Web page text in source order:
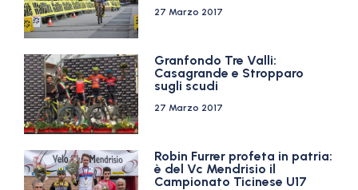
27 Marzo 2017
Granfondo Tre Valli:
Casagrande e Stropparo
sugli scudi
27 Marzo 2017
Robin Furrer profeta in patria:
è del Vc Mendrisio il
Campionato Ticinese U17